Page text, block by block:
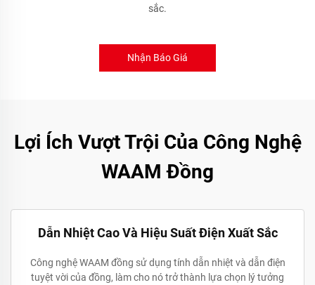
sắc.
Nhận Báo Giá
Lợi Ích Vượt Trội Của Công Nghệ
WAAM Đồng
Dẫn Nhiệt Cao Và Hiệu Suất Điện Xuất Sắc
Công nghệ WAAM đồng sử dụng tính dẫn nhiệt và dẫn điện
tuyệt vời của đồng, làm cho nó trở thành lựa chọn lý tưởng